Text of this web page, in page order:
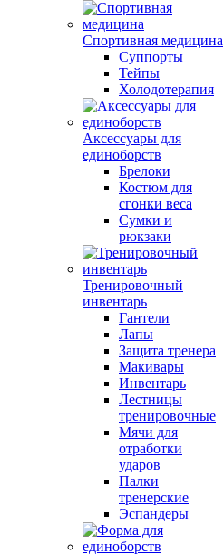
Спортивная медицина
Суппорты
Тейпы
Холодотерапия
Аксессуары для
единоборств
Брелоки
Костюм для
сгонки веса
Сумки и
рюкзаки
Тренировочный
инвентарь
Гантели
Лапы
Защита тренера
Макивары
Инвентарь
Лестницы
тренировочные
Мячи для
отработки
ударов
Палки
тренерские
Эспандеры